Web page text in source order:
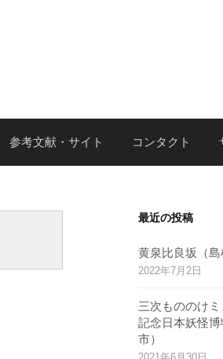
参考文献・サイト コンタクト
最近の投稿
黄泉比良坂（島
2022年7月2日
三次もののけ
記念日本妖怪
市）